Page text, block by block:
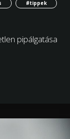
#tippek
pipálgatása